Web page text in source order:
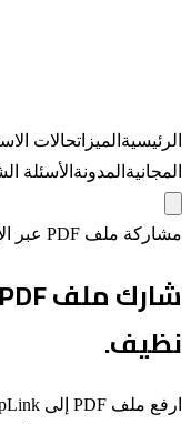
الرئيسية الميزاتحالات
المجانية المدونة الأسئلة
مشاركة ملف PDF عبر الإنترنت
نظيف.